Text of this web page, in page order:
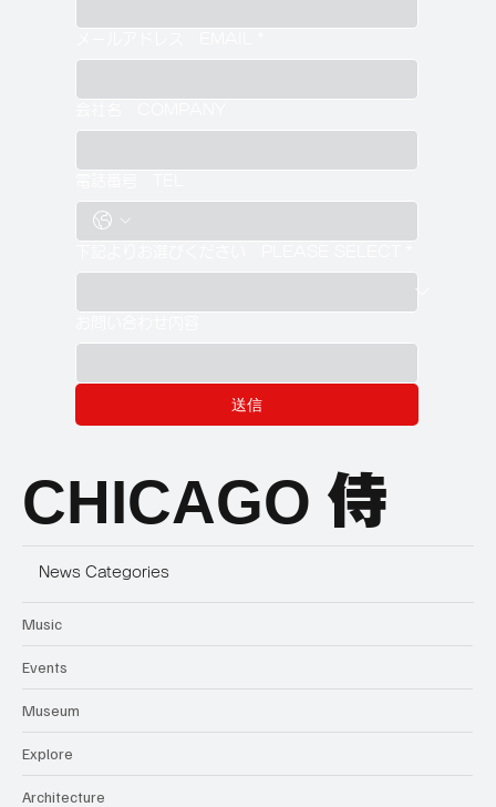
送信
CHICAGO 侍
News Categories
Music
Events
Museum
Explore
Architecture